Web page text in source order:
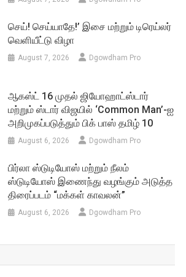
செய்! செய்யாதே!’ இசை மற்றும் டிரெய்லர்
வெளியீட்டு விழா
August 7, 2026 Dgowdham Pro
ஆகஸ்ட் 16 முதல் ஜியோஹாட்ஸ்டார்
மற்றும் ஸ்டார் விஜயில் ‘Common Man’-ஐ
அறிமுகப்படுத்தும் பிக் பாஸ் தமிழ் 10
August 6, 2026 Dgowdham Pro
பிர்லா ஸ்டுடியோஸ் மற்றும் நீலம்
ஸ்டுடியோஸ் இணைந்து வழங்கும் அடுத்த
திரைப்படம் “மக்கள் காவலன்”
August 6, 2026 Dgowdham Pro